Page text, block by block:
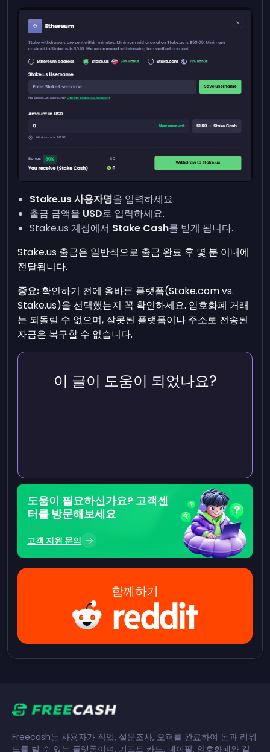
Stake.us 사용자명을 입력하세요.
출금 금액을 USD로 입력하세요.
Stake.us 계정에서 Stake Cash를 받게 됩니다.
Stake.us 출금은 일반적으로 출금 완료 후 몇 분 이내에
전달됩니다.
중요: 확인하기 전에 올바른 플랫폼(Stake.com vs.
Stake.us)을 선택했는지 꼭 확인하세요. 암호화폐 거래
는 되돌릴 수 없으며, 잘못된 플랫폼이나 주소로 전송된
자금은 복구할 수 없습니다.
이 글이 도움이 되었나요?
도움이 필요하신가요? 고객센
터를 방문해보세요
고객 지원 문의
함께하기
Freecash는 사용자가 작업, 설문조사, 오퍼를 완료하여 돈과 리워
드를 벌 수 있는 플랫폼이며, 기프트 카드, 페이팔, 암호화폐와 같